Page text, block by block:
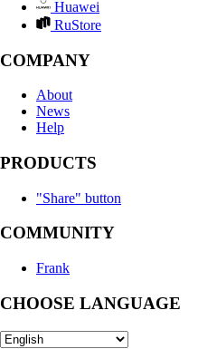
Huawei
RuStore
COMPANY
About
News
Help
PRODUCTS
"Share" button
COMMUNITY
Frank
CHOOSE LANGUAGE